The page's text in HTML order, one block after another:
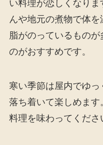
い料理が恋しくなり
んや地元の煮物で体
脂がのっているもの
のがおすすめです。
寒い季節は屋内でゆっ
落ち着いて楽しめま
料理を味わってくださ